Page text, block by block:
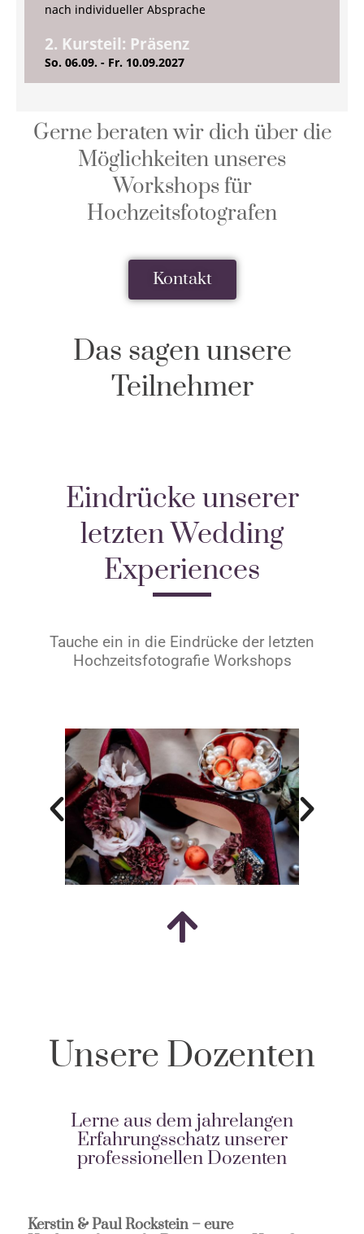
nach individueller Absprache
2. Kursteil: Präsenz
So. 06.09. - Fr. 10.09.2027
Gerne beraten wir dich über die
Möglichkeiten unseres
Workshops für
Hochzeitsfotografen
Kontakt
Das sagen unsere
Teilnehmer
Eindrücke unserer
letzten Wedding
Experiences
Tauche ein in die Eindrücke der letzten
Hochzeitsfotografie Workshops
Unsere Dozenten
Lerne aus dem jahrelangen
Erfahrungsschatz unserer
professionellen Dozenten
Kerstin & Paul Rockstein – eure